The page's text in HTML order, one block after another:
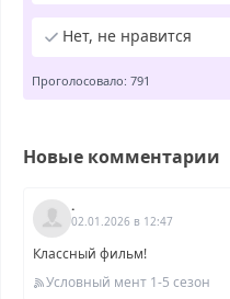
Нет, не нравится
Проголосовало: 791
Новые комментарии
.
02.01.2026 в 12:47
Классный фильм!
Условный мент 1-5 сезон